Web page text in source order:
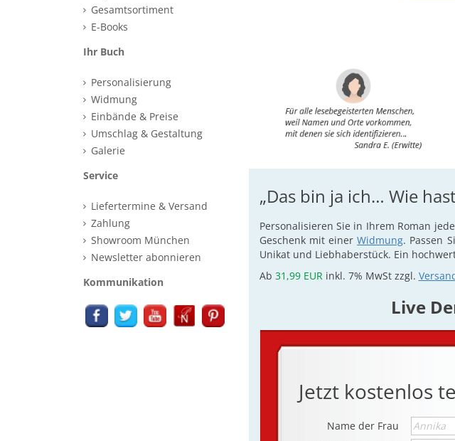
Gesamtsortiment
E-Books
Ihr Buch
Personalisierung
Widmung
Einbände & Preise
Umschlag & Gestaltung
Galerie
Service
Liefertermine & Versand
Zahlung
Showroom München
Newsletter abonnieren
Kommunikation
„Das bin ja ich… Wie
Personalisieren Sie in Ihrem Roman
Geschenk mit einerWidmung. Passen
Unikat und Liebhaberstück. Ein
Ab 31,99 EURinkl. 7% MwSt zzgl.
Live
Jetzt kostenlos
Name der Frau